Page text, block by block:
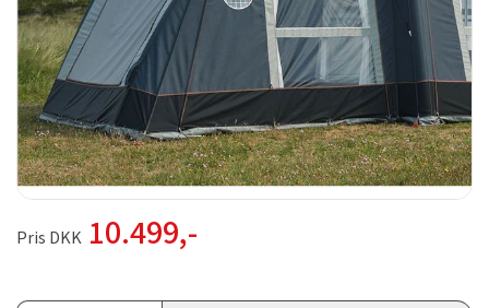
Pris DKK 10.499,-